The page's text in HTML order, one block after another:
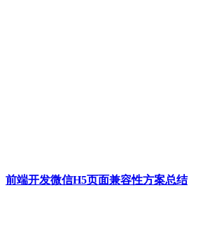
前端开发微信H5页面兼容性方案总结